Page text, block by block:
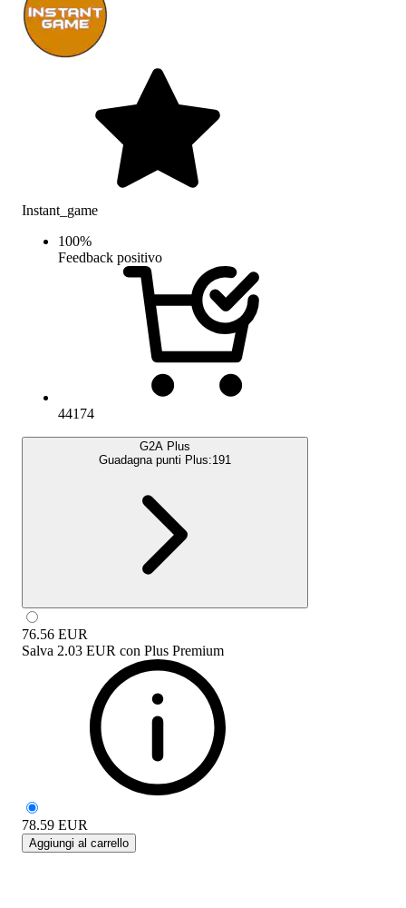
Instant_game
100%
Feedback positivo
44174
G2A Plus
Guadagna punti Plus:191
76.56 EUR
Salva 2.03 EUR con Plus Premium
78.59 EUR
Aggiungi al carrello